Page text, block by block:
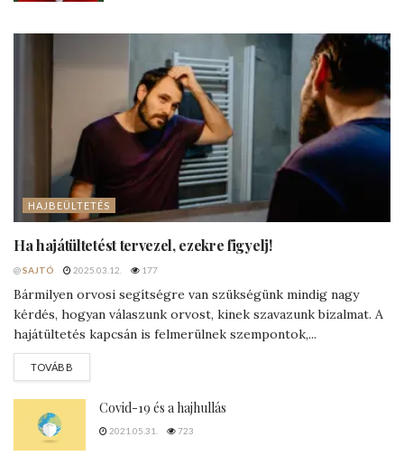
HAJBEÜLTETÉS
Ha hajátültetést tervezel, ezekre figyelj!
@SAJTÓ 2025.03.12. 177
Bármilyen orvosi segítségre van szükségünk mindig nagy
kérdés, hogyan válaszunk orvost, kinek szavazunk bizalmat. A
hajátültetés kapcsán is felmerülnek szempontok,...
TOVÁBB
Covid-19 és a hajhullás
2021.05.31. 723